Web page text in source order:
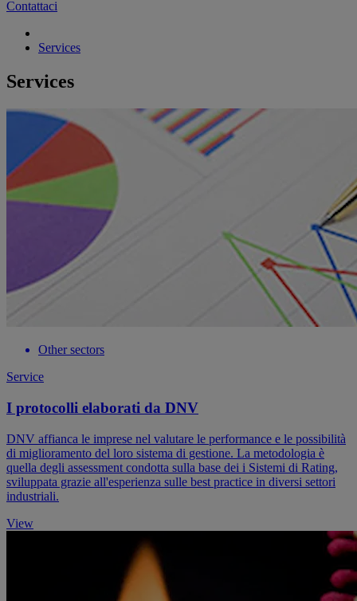
Contattaci
Services
Services
Other sectors
Service
I protocolli elaborati da DNV
DNV affianca le imprese nel valutare le performance e le possibilità
di miglioramento del loro sistema di gestione. La metodologia è
quella degli assessment condotta sulla base dei i Sistemi di Rating,
sviluppata grazie all'esperienza sulle best practice in diversi settori
industriali.
View